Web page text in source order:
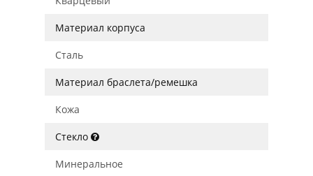
Материал корпуса
Сталь
Материал браслета/ремешка
Кожа
Стекло
Минеральное